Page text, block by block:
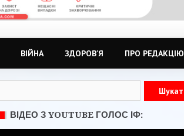
ВІЙНА ЗДОРОВ’Я ПРО РЕДАКЦІЮ
ВІДЕО З YOUTUBE ГОЛОС ІФ: